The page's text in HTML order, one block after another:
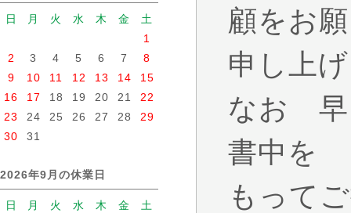
日 月 火 水 木 金
土
1
2
3 4 5 6 7
8
9
10 11 12 13 14
15
16
17 18 19 20 21
22
23
24 25 26 27 28
29
30
31
2026年9月の休業日
日 月 火 水 木 金
土
顧をお
申し上
なお 早
書中を
も